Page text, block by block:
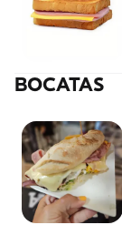
BOCATAS